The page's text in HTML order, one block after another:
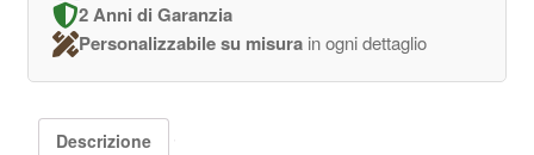
2 Anni di Garanzia
Personalizzabile su misurain ogni dettaglio
Descrizione